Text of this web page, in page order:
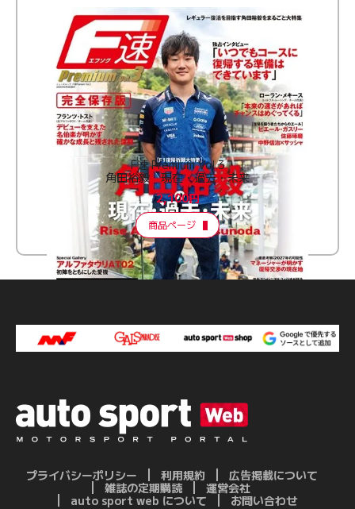
F速 Premium Vol.3
角田裕毅 現在・過去・未来
2,100円
商品ページ
プライバシーポリシー 利用規約
広告掲載について
雑誌の定期購読
運営会社
auto sport web について
お問い合わせ